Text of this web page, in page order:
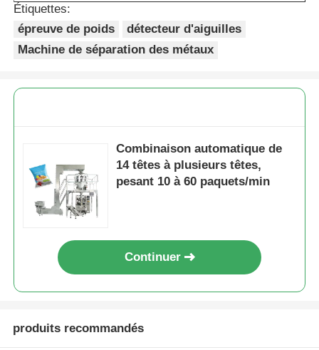
Étiquettes:
épreuve de poids
détecteur d'aiguilles
Machine de séparation des métaux
Combinaison automatique de
14 têtes à plusieurs têtes,
pesant 10 à 60 paquets/min
Continuer
produits recommandés